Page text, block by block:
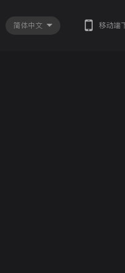
移动端
简体中文